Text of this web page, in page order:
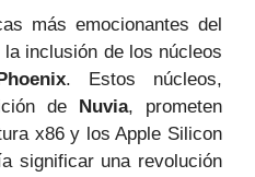
más emocionantes del
inclusión de los núcleos
Phoenix. Estos núcleos,
de
Nuvia, prometen
x86 y los Apple Silicon
significar una revolución